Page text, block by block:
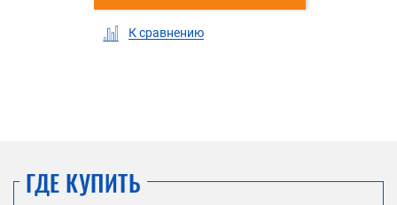
К сравнению
ГДЕ КУПИТЬ